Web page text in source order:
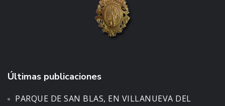
Últimas publicaciones
PARQUE DE SAN BLAS, EN VILLANUEVA DEL